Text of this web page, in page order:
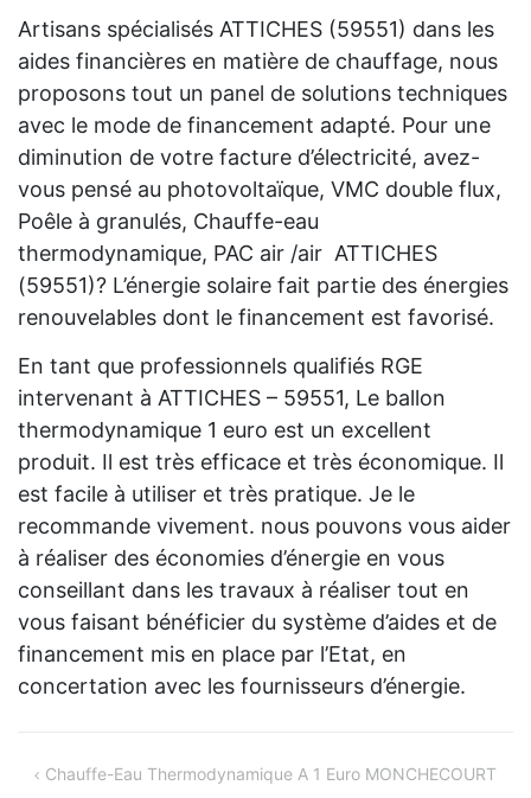
Artisans spécialisés ATTICHES (59551) dans les
aides financières en matière de chauffage, nous
proposons tout un panel de solutions techniques
avec le mode de financement adapté. Pour une
diminution de votre facture d’électricité, avez-
vous pensé au photovoltaïque, VMC double flux,
Poêle à granulés, Chauffe-eau
thermodynamique, PAC air /air ATTICHES
(59551)? L’énergie solaire fait partie des énergies
renouvelables dont le financement est favorisé.
En tant que professionnels qualifiés RGE
intervenant à ATTICHES – 59551, Le ballon
thermodynamique 1 euro est un excellent
produit. Il est très efficace et très économique. Il
est facile à utiliser et très pratique. Je le
recommande vivement. nous pouvons vous aider
à réaliser des économies d’énergie en vous
conseillant dans les travaux à réaliser tout en
vous faisant bénéficier du système d’aides et de
financement mis en place par l’Etat, en
concertation avec les fournisseurs d’énergie.
Navigation
Chauffe-Eau Thermodynamique A 1 Euro MONCHECOURT